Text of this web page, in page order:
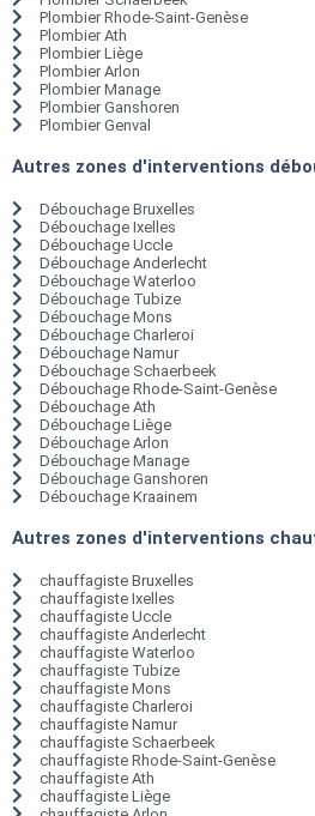
Plombier Rhode-Saint-Genèse
Plombier Ath
Plombier Liège
Plombier Arlon
Plombier Manage
Plombier Ganshoren
Plombier Genval
Autres zones d'interventions
Débouchage Bruxelles
Débouchage Ixelles
Débouchage Uccle
Débouchage Anderlecht
Débouchage Waterloo
Débouchage Tubize
Débouchage Mons
Débouchage Charleroi
Débouchage Namur
Débouchage Schaerbeek
Débouchage Rhode-Saint-Genèse
Débouchage Ath
Débouchage Liège
Débouchage Arlon
Débouchage Manage
Débouchage Ganshoren
Débouchage Kraainem
Autres zones d'interventions
chauffagiste Bruxelles
chauffagiste Ixelles
chauffagiste Uccle
chauffagiste Anderlecht
chauffagiste Waterloo
chauffagiste Tubize
chauffagiste Mons
chauffagiste Charleroi
chauffagiste Namur
chauffagiste Schaerbeek
chauffagiste Rhode-Saint-Genèse
chauffagiste Ath
chauffagiste Liège